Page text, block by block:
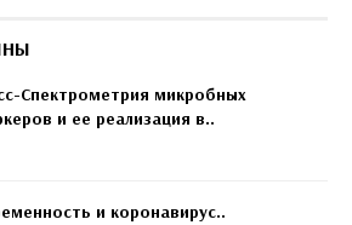
Спектрометрия микробных
и ее реализация в..
и коронавирус..